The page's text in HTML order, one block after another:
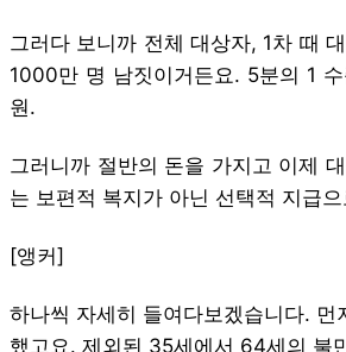
그러다 보니까 전체 대상자, 1차 때
1000만 명 남짓이거든요. 5분의 1
원.
그러니까 절반의 돈을 가지고 이제
는 보편적 복지가 아닌 선택적 지급
[앵커]
하나씩 자세히 들여다보겠습니다.
했고요. 제외된 35세에서 64세의 불